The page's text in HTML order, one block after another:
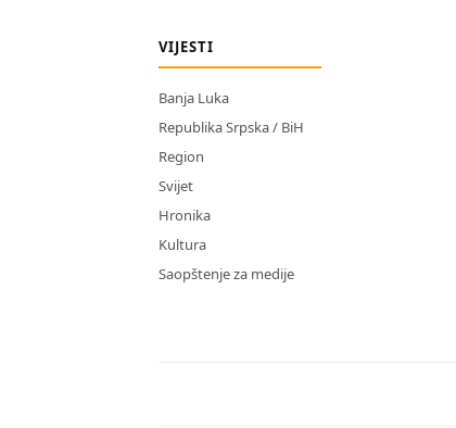
VIJESTI
Banja Luka
Republika Srpska / BiH
Region
Svijet
Hronika
Kultura
Saopštenje za medije